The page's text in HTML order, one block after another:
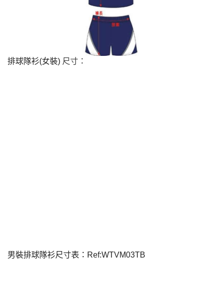
排球隊衫(女裝) 尺寸：
男裝排球隊衫尺寸表：Ref:WTVM03TB